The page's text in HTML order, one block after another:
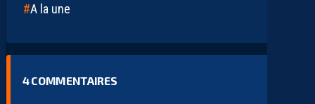
A la une
4COMMENTAIRES